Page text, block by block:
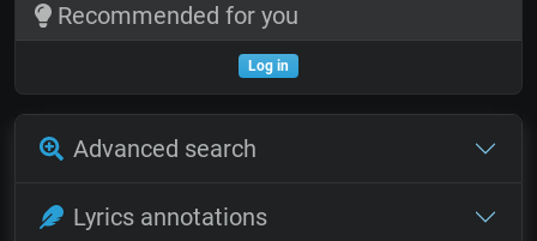
Recommended for you
Log in
Advanced search
Lyrics annotations